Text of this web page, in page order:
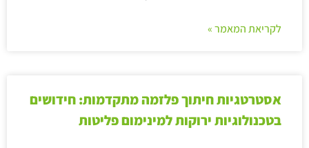
לקריאת המאמר »
אסטרטגיות חיתוך פלזמה מתקדמות: חידושים
בטכנולוגיות ירוקות למינימום פליטות